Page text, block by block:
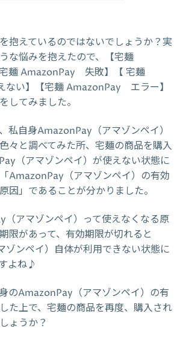
抱えているのではないでしょうか？実
な悩みを抱えたので、【宅麺
麺 AmazonPay 失敗】【 宅麺
い】【宅麺 AmazonPay エラー】
してみました。
私自身AmazonPay（アマゾンペイ）
々と調べてみた所、宅麺の商品を購入
（アマゾンペイ）が使えない状態に
AmazonPay（アマゾンペイ）の有効
因」であることが分かりました。
（アマゾンペイ）って使えなくなる原
限があって、有効期限が切れると
ンペイ）自体が利用できない状態に
よね♪
のAmazonPay（アマゾンペイ）の有
た上で、宅麺の商品を再度、購入され
ょうか？